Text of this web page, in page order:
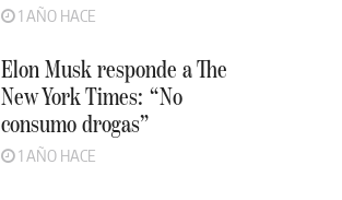
1 AÑO HACE
Elon Musk responde a The
New York Times: “No
consumo drogas”
1 AÑO HACE